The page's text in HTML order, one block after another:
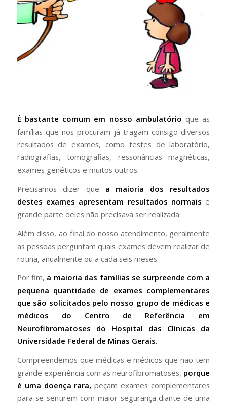
É bastante comum em nosso ambulatório que as
famílias que nos procuram já tragam consigo diversos
resultados de exames, como testes de laboratório,
radiografias, tomografias, ressonâncias magnéticas,
exames genéticos e muitos outros.
Precisamos dizer que a maioria dos resultados
destes exames apresentam resultados normais e
grande parte deles não precisava ser realizada.
Além disso, ao final do nosso atendimento, geralmente
as pessoas perguntam quais exames devem realizar de
rotina, anualmente ou a cada seis meses.
Por fim, a maioria das famílias se surpreende com a
pequena quantidade de exames complementares
que são solicitados pelo nosso grupo de médicas e
médicos do Centro de Referência em
Neurofibromatoses do Hospital das Clínicas da
Universidade Federal de Minas Gerais.
Compreendemos que médicas e médicos que não tem
grande experiência com as neurofibromatoses, porque
é uma doença rara, peçam exames complementares
para se sentirem com maior segurança diante de uma